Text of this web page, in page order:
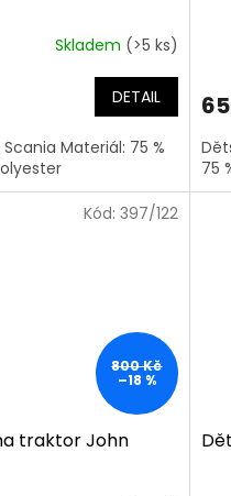
Skladem (>5 ks)
DETAIL
Materiál: 75 %
75
800 Kč
–18 %
traktor John
Kód: 397/122